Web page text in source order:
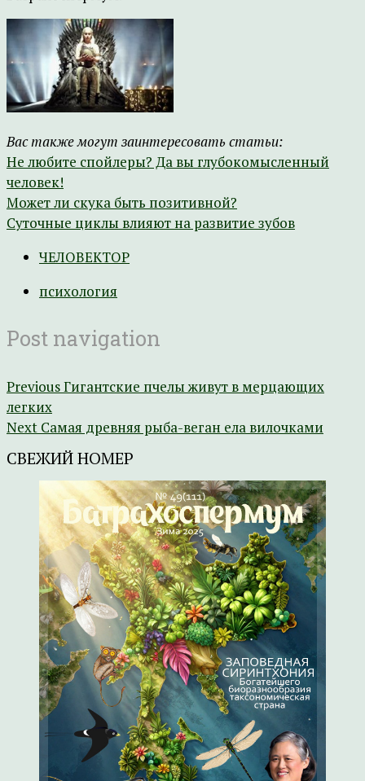
Вас также могут заинтересовать статьи:
Не любите спойлеры? Да вы глубокомысленный
человек!
Может ли скука быть позитивной?
Суточные циклы влияют на развитие зубов
ЧЕЛОВЕКТОР
психология
Post navigation
PreviousГигантские пчелы живут в мерцающих
легких
Next Самая древняя рыба-веган ела вилочками
СВЕЖИЙ НОМЕР